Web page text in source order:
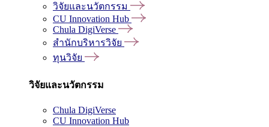
วิจัยและนวัตกรรม
CU Innovation Hub
Chula DigiVerse
สำนักบริหารวิจัย
ทุนวิจัย
วิจัยและนวัตกรรม
Chula DigiVerse
CU Innovation Hub